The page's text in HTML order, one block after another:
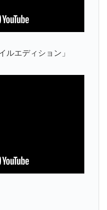
ルエディション」